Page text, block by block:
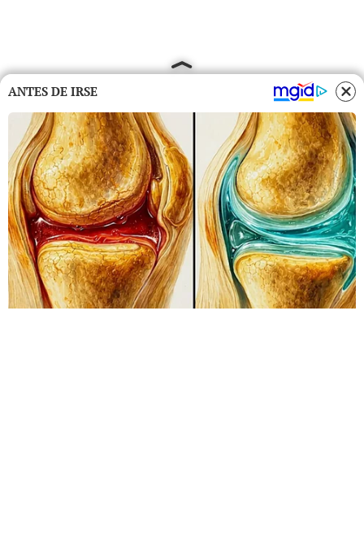
ANTES DE IRSE